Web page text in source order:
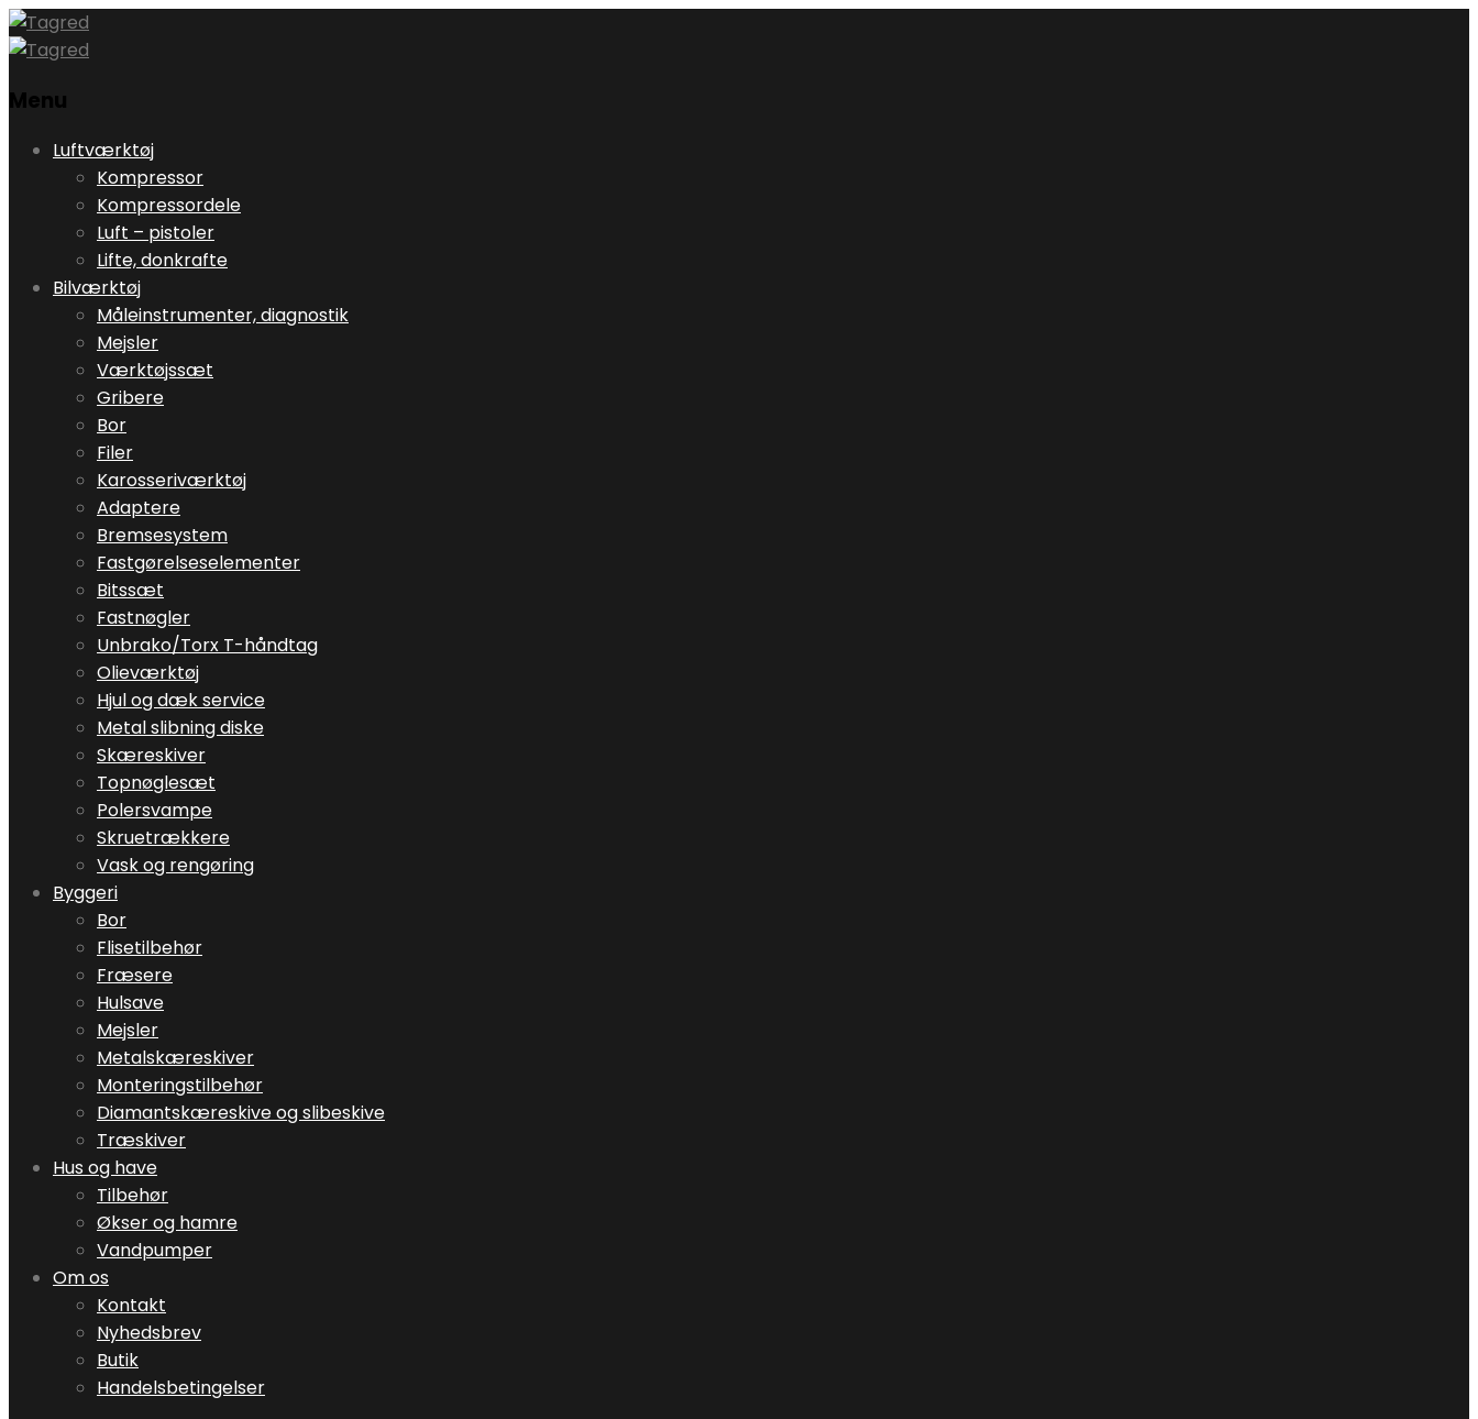
Menu
Skip
content
Luftværktøj
Kompressor
Kompressordele
Luft – pistoler
Lifte, donkrafte
Bilværktøj
Måleinstrumenter, diagnostik
Mejsler
Værktøjssæt
Gribere
Bor
Filer
Karosseriværktøj
Adaptere
Bremsesystem
Fastgørelseselementer
Bitssæt
Fastnøgler
Unbrako/Torx T-håndtag
Olieværktøj
Hjul og dæk service
Metal slibning diske
Skæreskiver
Topnøglesæt
Polersvampe
Skruetrækkere
Vask og rengøring
Byggeri
Bor
Flisetilbehør
Fræsere
Hulsave
Mejsler
Metalskæreskiver
Monteringstilbehør
Diamantskæreskive og slibeskive
Træskiver
Hus og have
Tilbehør
Økser og hamre
Vandpumper
Om os
Kontakt
Nyhedsbrev
Butik
Handelsbetingelser